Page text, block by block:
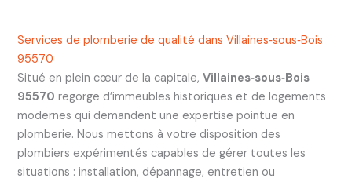
Services de plomberie de qualité dans Villaines‑sous‑Bois
95570
Situé en plein cœur de la capitale, Villaines‑sous‑Bois
95570 regorge d’immeubles historiques et de logements
modernes qui demandent une expertise pointue en
plomberie. Nous mettons à votre disposition des
plombiers expérimentés capables de gérer toutes les
situations : installation, dépannage, entretien ou